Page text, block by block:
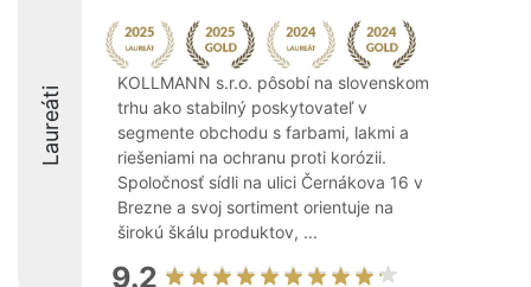
Laureáti
KOLLMANN s.r.o. pôsobí na slovenskom
trhu ako stabilný poskytovateľ v
segmente obchodu s farbami, lakmi a
riešeniami na ochranu proti korózii.
Spoločnosť sídli na ulici Černákova 16 v
Brezne a svoj sortiment orientuje na
širokú škálu produktov, ...
9.2